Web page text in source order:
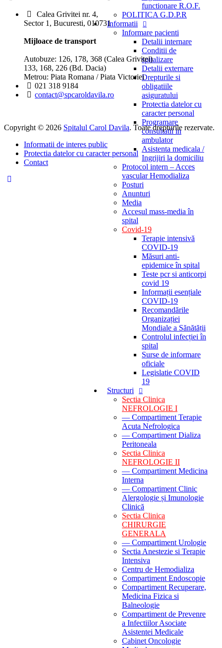
functionare R.O.F.
POLITICA G.D.P.R
Informatii
Informare pacienti
Detalii internare
Conditii de
spitalizare
Detalii externare
Drepturile si
obligatiile
asiguratului
Protectia datelor cu
caracter personal
Programare
consultatii in
ambulator
Asistenta medicala /
Ingrijiri la domiciliu
Protocol intern – Acces
vascular Hemodializa
Posturi
Anunturi
Media
Accesul mass-media în
spital
Covid-19
Terapie intensivă
COVID-19
Măsuri anti-
epidemice în spital
Teste pcr si anticorpi
covid 19
Informații esențiale
COVID-19
Recomandările
Organizației
Mondiale a Sănătății
Controlul infecției în
spital
Surse de informare
oficiale
Legislatie COVID
19
Structuri
Sectia Clinica
NEFROLOGIE I
— Compartiment Terapie
Acuta Nefrologica
— Compartiment Dializa
Peritoneala
Sectia Clinica
NEFROLOGIE II
— Compartiment Medicina
Interna
— Compartiment Clinic
Alergologie și Imunologie
Clinică
Sectia Clinica
CHIRURGIE
GENERALA
— Compartiment Urologie
Sectia Anestezie si Terapie
Intensiva
Centru de Hemodializa
Compartiment Endoscopie
Compartiment Recuperare,
Medicina Fizica si
Balneologie
Compartiment de Prevenre
a Infectiilor Asociate
Asistentei Medicale
Cabinet Oncologie
Calea Grivitei nr. 4,
Sector 1, Bucuresti, 010731
Mijloace de transport
Autobuze: 126, 178, 368 (Calea Grivitei)
133, 168, 226 (Bd. Dacia)
Metrou: Piata Romana / Piata Victoriei
021 318 9184
contact@spcaroldavila.ro
Copyright © 2026 Spitalul Carol Davila. Toate drepturile rezervate.
Informatii de interes public
Protectia datelor cu caracter personal
Contact